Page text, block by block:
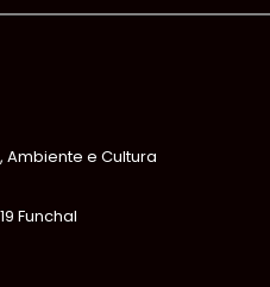
Ambiente e Cultura
Funchal